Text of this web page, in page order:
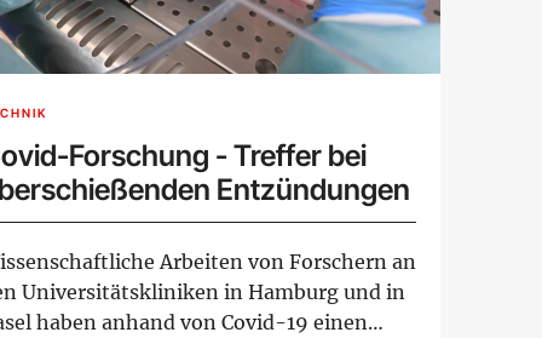
Forschung - Treffer bei
Entzündungen
Arbeiten von Forschern an
Universitätskliniken in Hamburg und in
haben anhand von Covid-19 einen